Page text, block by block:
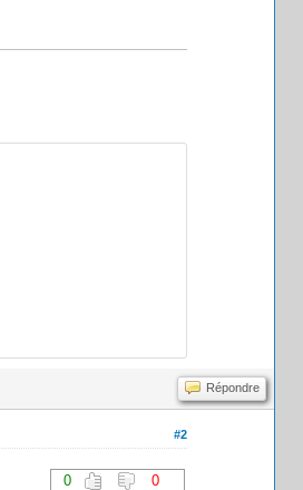
Répondre
#2
0 0